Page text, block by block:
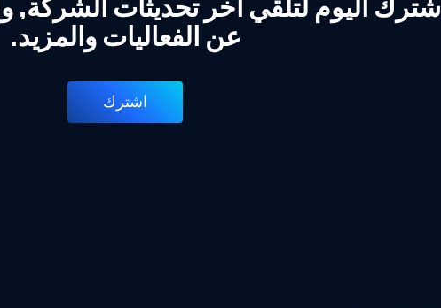
اشترك اليوم لتلقي آخر تحديثات
عن الفعاليات والمزيد.
اشترك